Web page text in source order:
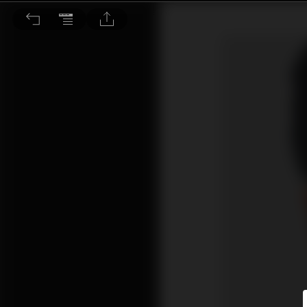
錢少是否等於躺平 投資買樓該如何部署